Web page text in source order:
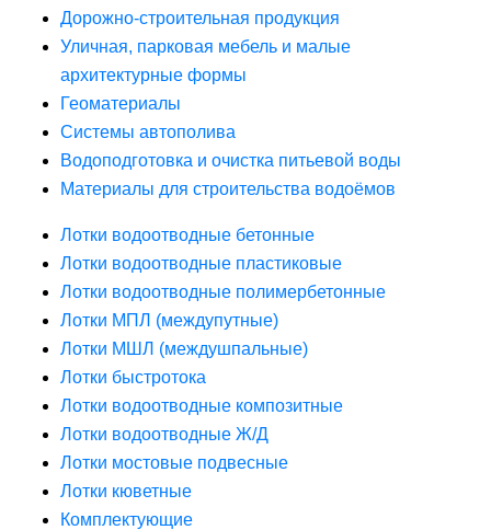
Дорожно-строительная продукция
Уличная, парковая мебель и малые
архитектурные формы
Геоматериалы
Системы автополива
Водоподготовка и очистка питьевой воды
Материалы для строительства водоёмов
Лотки водоотводные бетонные
Лотки водоотводные пластиковые
Лотки водоотводные полимербетонные
Лотки МПЛ (междупутные)
Лотки МШЛ (междушпальные)
Лотки быстротока
Лотки водоотводные композитные
Лотки водоотводные Ж/Д
Лотки мостовые подвесные
Лотки кюветные
Комплектующие